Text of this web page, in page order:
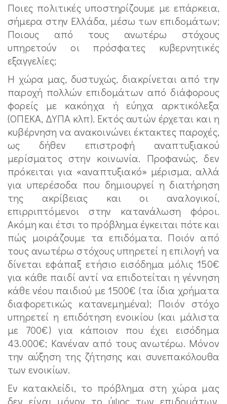
Ποιες πολιτικές υποστηρίζουμε με επάρκεια,
σήμερα στην Ελλάδα, μέσω των επιδομάτων;
Ποιους από τους ανωτέρω στόχους
υπηρετούν οι πρόσφατες κυβερνητικές
εξαγγελίες;
Η χώρα μας, δυστυχώς, διακρίνεται από την
παροχή πολλών επιδομάτων από διάφορους
φορείς με κακόηχα ή εύηχα αρκτικόλεξα
(ΟΠΕΚΑ, ΔΥΠΑ κλπ). Εκτός αυτών έρχεται και η
κυβέρνηση να ανακοινώνει έκτακτες παροχές,
ως δήθεν επιστροφή αναπτυξιακού
μερίσματος στην κοινωνία. Προφανώς, δεν
πρόκειται για «αναπτυξιακό» μέρισμα, αλλά
για υπερέσοδα που δημιουργεί η διατήρηση
της ακρίβειας και οι αναλογικοί,
επιρριπτόμενοι στην κατανάλωση φόροι.
Ακόμη και έτσι το πρόβλημα έγκειται πότε και
πώς μοιράζουμε τα επιδόματα. Ποιόν από
τους ανωτέρω στόχους υπηρετεί η επιλογή να
δίνεται εφάπαξ ετήσιο εισόδημα μόλις 150€
για κάθε παιδί αντί να επιδοτείται η γέννηση
κάθε νέου παιδιού με 1500€ (τα ίδια χρήματα
διαφορετικώς κατανεμημένα); Ποιόν στόχο
υπηρετεί η επιδότηση ενοικίου (και μάλιστα
με 700€) για κάποιον που έχει εισόδημα
43.000€; Κανέναν από τους ανωτέρω. Μόνον
την αύξηση της ζήτησης και συνεπακόλουθα
των ενοικίων.
Εν κατακλείδι, το πρόβλημα στη χώρα μας
δεν είναι μόνον το ύψος των επιδομάτων.